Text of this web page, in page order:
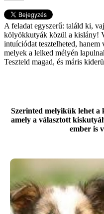
A feladat egyszerű: találd ki,
kölyökkutyák közül a kislány!
intuíciódat tesztelheted, hanem
melyek a lelked mélyén
Teszteld magad, és máris
Szerinted melyikük lehet a
amely a választott
ember is